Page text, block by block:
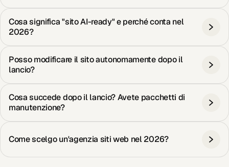
Cosa significa "sito AI-ready" e perché conta nel
2026?
Posso modificare il sito autonomamente dopo il
lancio?
Cosa succede dopo il lancio? Avete pacchetti di
manutenzione?
Come scelgo un'agenzia siti web nel 2026?